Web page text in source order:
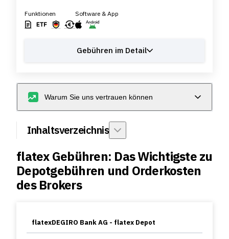
Funktionen Software & App
Gebühren im Detail
Warum Sie uns vertrauen können
Inhaltsverzeichnis
flatex Gebühren: Das Wichtigste zu
Depotgebühren und Orderkosten
des Brokers
flatexDEGIRO Bank AG - flatex Depot